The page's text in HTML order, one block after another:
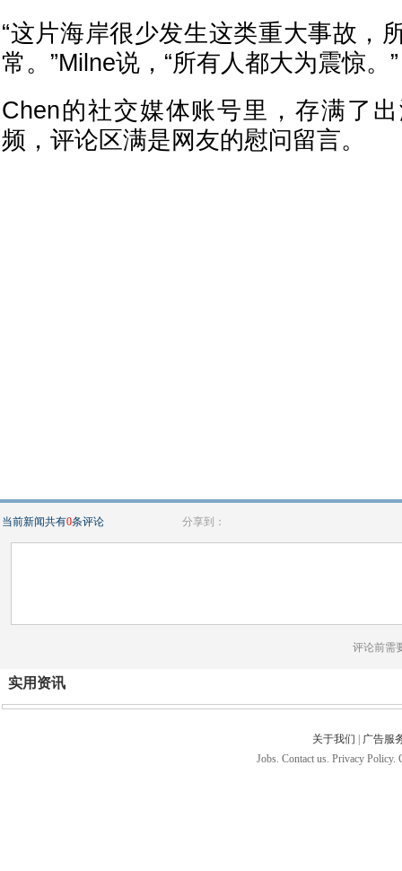
“这片海岸很少发生这类重大事故，
常。”Milne说，“所有人都大为震惊。”
Chen的社交媒体账号里，存满了
频，评论区满是网友的慰问留言。
当前新闻共有0条评论 分享到：
评论前需
实用资讯
关于我们
广告服
Jobs. Contact us. Privacy